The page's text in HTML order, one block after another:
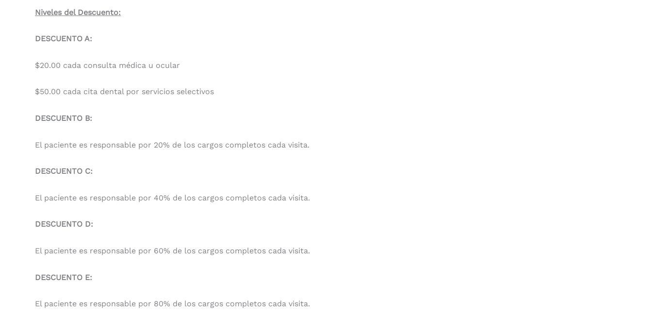
Niveles del Descuento:
DESCUENTO A:
$20.00 cada consulta médica u ocular
$50.00 cada cita dental por servicios selectivos
DESCUENTO B:
El paciente es responsable por 20% de los cargos completos cada visita.
DESCUENTO C:
El paciente es responsable por 40% de los cargos completos cada visita.
DESCUENTO D:
El paciente es responsable por 60% de los cargos completos cada visita.
DESCUENTO E:
El paciente es responsable por 80% de los cargos completos cada visita.